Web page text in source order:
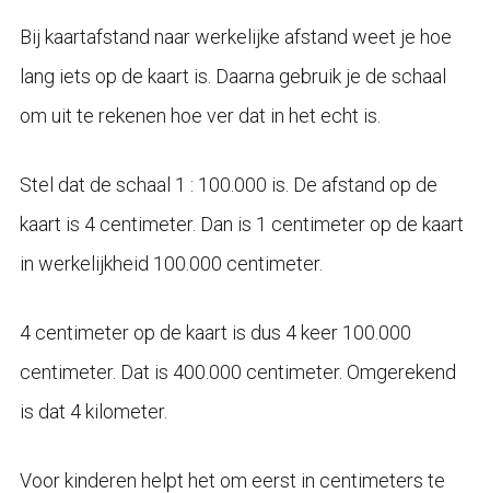
Bij kaartafstand naar werkelijke afstand weet je hoe
lang iets op de kaart is. Daarna gebruik je de schaal
om uit te rekenen hoe ver dat in het echt is.
Stel dat de schaal 1 : 100.000 is. De afstand op de
kaart is 4 centimeter. Dan is 1 centimeter op de kaart
in werkelijkheid 100.000 centimeter.
4 centimeter op de kaart is dus 4 keer 100.000
centimeter. Dat is 400.000 centimeter. Omgerekend
is dat 4 kilometer.
Voor kinderen helpt het om eerst in centimeters te